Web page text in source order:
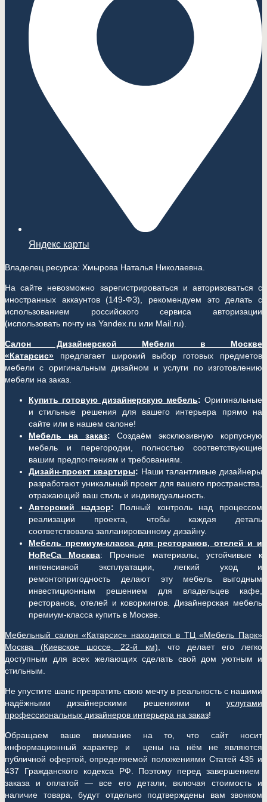
Яндекс карты
Владелец ресурса: Хмырова Наталья Николаевна.
На сайте невозможно зарегистрироваться и авторизоваться с
иностранных аккаунтов (149-ФЗ), рекомендуем это делать с
использованием российского сервиса авторизации
(использовать почту на Yandex.ru или Mail.ru).
Салон Дизайнерской Мебели в Москве
«Катарсис»
предлагает широкий выбор готовых предметов
мебели с оригинальным дизайном и услуги по изготовлению
мебели на заказ.
Купить готовую дизайнерскую мебель: Оригинальные
и стильные решения для вашего интерьера прямо на
сайте или в нашем салоне!
Мебель на заказ: Создаём эксклюзивную корпусную
мебель и перегородки, полностью соответствующие
вашим предпочтениям и требованиям.
Дизайн-проект квартиры: Наши талантливые дизайнеры
разработают уникальный проект для вашего пространства,
отражающий ваш стиль и индивидуальность.
Авторский надзор: Полный контроль над процессом
реализации проекта, чтобы каждая деталь
соответствовала запланированному дизайну.
Мебель премиум-класса для ресторанов, отелей и и
HoReCa Москва: Прочные материалы, устойчивые к
интенсивной эксплуатации, легкий уход и
ремонтопригодность делают эту мебель выгодным
инвестиционным решением для владельцев кафе,
ресторанов, отелей и коворкингов. Дизайнерская мебель
премиум-класса купить в Москве.
Мебельный салон «Катарсис» находится в ТЦ «Мебель Парк»
Москва (Киевское шоссе, 22-й км) , что делает его легко
доступным для всех желающих сделать свой дом уютным и
стильным.
Не упустите шанс превратить свою мечту в реальность с нашими
надёжными дизайнерскими решениями и услугами
профессиональных дизайнеров интерьера на заказ!
Обращаем ваше внимание на то, что сайт носит
информационный характер и цены на нём не являются
публичной офертой, определяемой положениями Статей 435 и
437 Гражданского кодекса РФ. Поэтому перед завершением
заказа и оплатой — все его детали, включая стоимость и
наличие товара, будут отдельно подтверждены вам звонком